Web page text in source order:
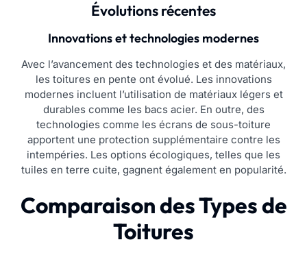
Évolutions récentes
Innovations et technologies modernes
Avec l’avancement des technologies et des matériaux,
les toitures en pente ont évolué. Les innovations
modernes incluent l’utilisation de matériaux légers et
durables comme les bacs acier. En outre, des
technologies comme les écrans de sous-toiture
apportent une protection supplémentaire contre les
intempéries. Les options écologiques, telles que les
tuiles en terre cuite, gagnent également en popularité.
Comparaison des Types de
Toitures